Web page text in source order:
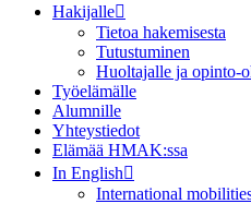
Hakijalle
Tietoa hakemisesta
Tutustuminen
Huoltajalle ja opinto-
Työelämälle
Alumnille
Yhteystiedot
Elämää HMAK:ssa
In English
International